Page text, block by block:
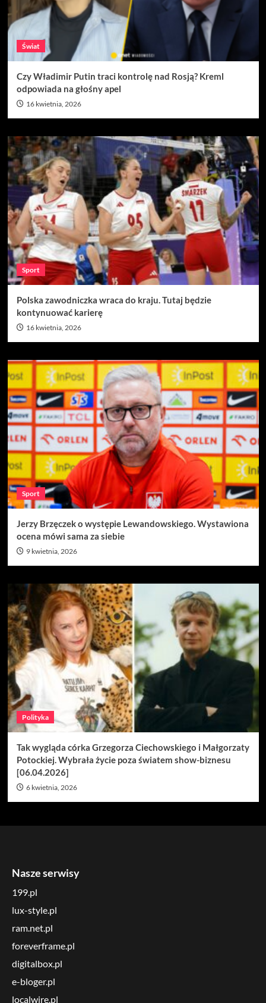
Świat
Czy Władimir Putin traci kontrolę nad Rosją? Kreml
odpowiada na głośny apel
16 kwietnia, 2026
Sport
Polska zawodniczka wraca do kraju. Tutaj będzie
kontynuować karierę
16 kwietnia, 2026
Sport
Jerzy Brzęczek o występie Lewandowskiego. Wystawiona
ocena mówi sama za siebie
9 kwietnia, 2026
Polityka
Tak wygląda córka Grzegorza Ciechowskiego i Małgorzaty
Potockiej. Wybrała życie poza światem show-biznesu
[06.04.2026]
6 kwietnia, 2026
Nasze serwisy
199.pl
lux-style.pl
ram.net.pl
foreverframe.pl
digitalbox.pl
e-bloger.pl
localwire.pl